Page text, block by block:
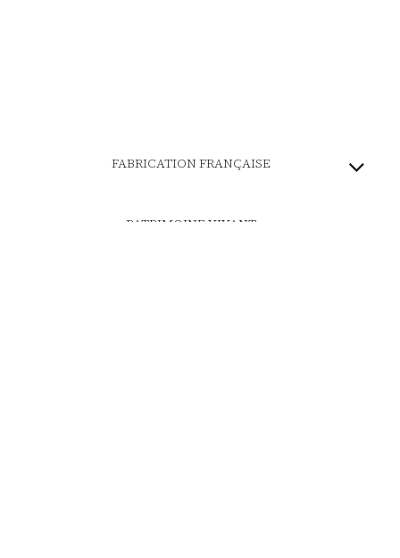
FABRICATION FRANÇAISE
PATRIMOINE VIVANT